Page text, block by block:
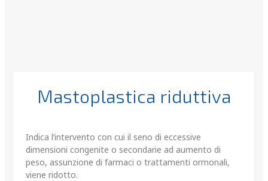
Mastoplastica riduttiva
Indica l’intervento con cui il seno di eccessive
dimensioni congenite o secondarie ad aumento di
peso, assunzione di farmaci o trattamenti ormonali,
viene ridotto.